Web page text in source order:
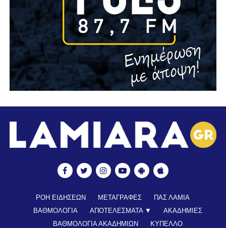
ΡΟΗ ΕΙΔΗΣΕΩΝ ΜΕΤΑΓΡΑΦΕΣ
ΠΑΣ ΛΑΜΙΑ
ΒΑΘΜΟΛΟΓΙΑ
ΑΠΟΤΕΛΕΣΜΑΤΑ ▼
ΑΚΑΔΗΜΙΕΣ
ΒΑΘΜΟΛΟΓΙΑ ΑΚΑΔΗΜΙΩΝ
ΚΥΠΕΛΛΟ